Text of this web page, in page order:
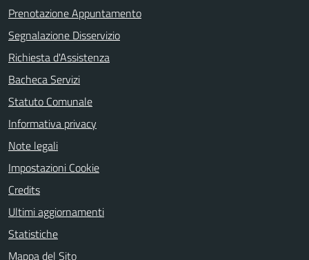
Prenotazione Appuntamento
Segnalazione Disservizio
Richiesta d'Assistenza
Bacheca Servizi
Statuto Comunale
Informativa privacy
Note legali
Impostazioni Cookie
Credits
Ultimi aggiornamenti
Statistiche
Mappa del Sito